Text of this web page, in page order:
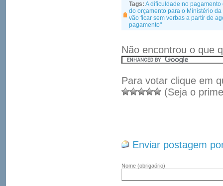
Tags: A dificuldade no
do orçamento para o Ministério
vão ficar sem verbas a partir de
pagamento"
Não encontrou o que
Para votar clique em
(Seja o
Enviar postagem
Nome (obrigaório)